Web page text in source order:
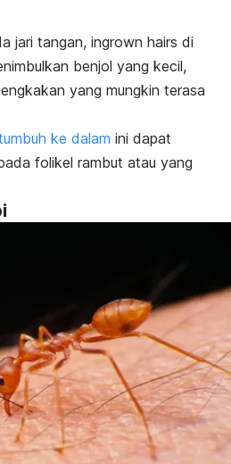
jari tangan, ingrown hairs di
benjol yang kecil,
yang mungkin terasa
ke dalam ini dapat
folikel rambut atau yang